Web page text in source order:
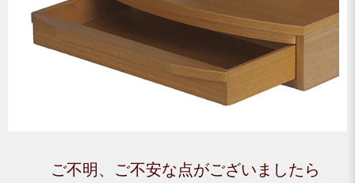
ご不明、ご不安な点がございましたら